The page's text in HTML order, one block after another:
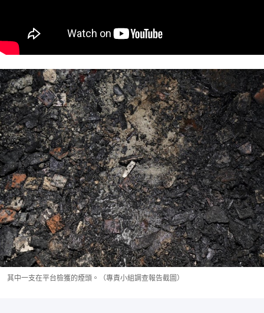
其中一支在平台檢獲的煙頭。（專責小組調查報告截圖）